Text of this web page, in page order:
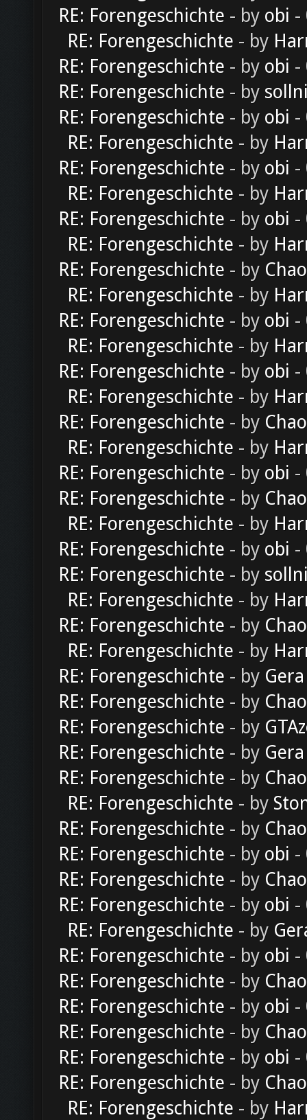
RE: Forengeschichte - by obi -
RE: Forengeschichte - by
RE: Forengeschichte - by obi -
RE: Forengeschichte - by
RE: Forengeschichte - by obi -
RE: Forengeschichte - by
RE: Forengeschichte - by obi -
RE: Forengeschichte - by
RE: Forengeschichte - by obi -
RE: Forengeschichte - by
RE: Forengeschichte - by
RE: Forengeschichte - by
RE: Forengeschichte - by obi -
RE: Forengeschichte - by
RE: Forengeschichte - by obi -
RE: Forengeschichte - by
RE: Forengeschichte - by
RE: Forengeschichte - by
RE: Forengeschichte - by obi -
RE: Forengeschichte - by
RE: Forengeschichte - by
RE: Forengeschichte - by obi -
RE: Forengeschichte - by
RE: Forengeschichte - by
RE: Forengeschichte - by
RE: Forengeschichte - by
RE: Forengeschichte - by Gera
RE: Forengeschichte - by
RE: Forengeschichte - by
RE: Forengeschichte - by Gera
RE: Forengeschichte - by
RE: Forengeschichte - by
RE: Forengeschichte - by
RE: Forengeschichte - by obi -
RE: Forengeschichte - by
RE: Forengeschichte - by obi -
RE: Forengeschichte - by
RE: Forengeschichte - by obi -
RE: Forengeschichte - by
RE: Forengeschichte - by obi -
RE: Forengeschichte - by
RE: Forengeschichte - by obi -
RE: Forengeschichte - by
RE: Forengeschichte - by